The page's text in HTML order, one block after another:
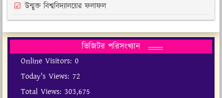
উন্মুক্ত বিশ্ববিদ্যালয়ের ফলাফল
ভিজিটর পরিসংখ্যান
Online Visitors: 0
Today's Views: 72
Total Views: 303,675